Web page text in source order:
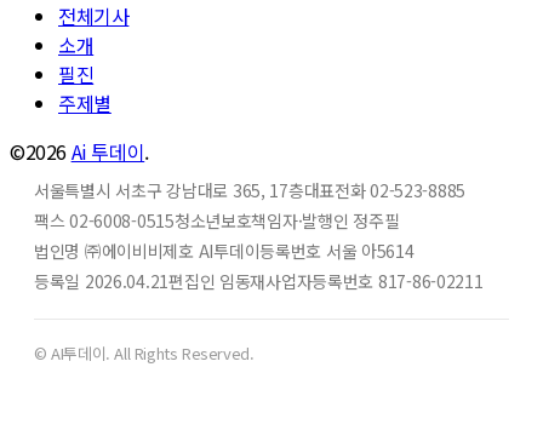
전체기사
소개
필진
주제별
©2026Ai 투데이.
서울특별시 서초구 강남대로 365, 17층대표전화 02-523-8885
팩스 02-6008-0515청소년보호책임자·발행인 정주필
법인명 ㈜에이비비제호 AI투데이등록번호 서울 아5614
등록일 2026.04.21편집인 임동재사업자등록번호 817-86-02211
© AI투데이. All Rights Reserved.